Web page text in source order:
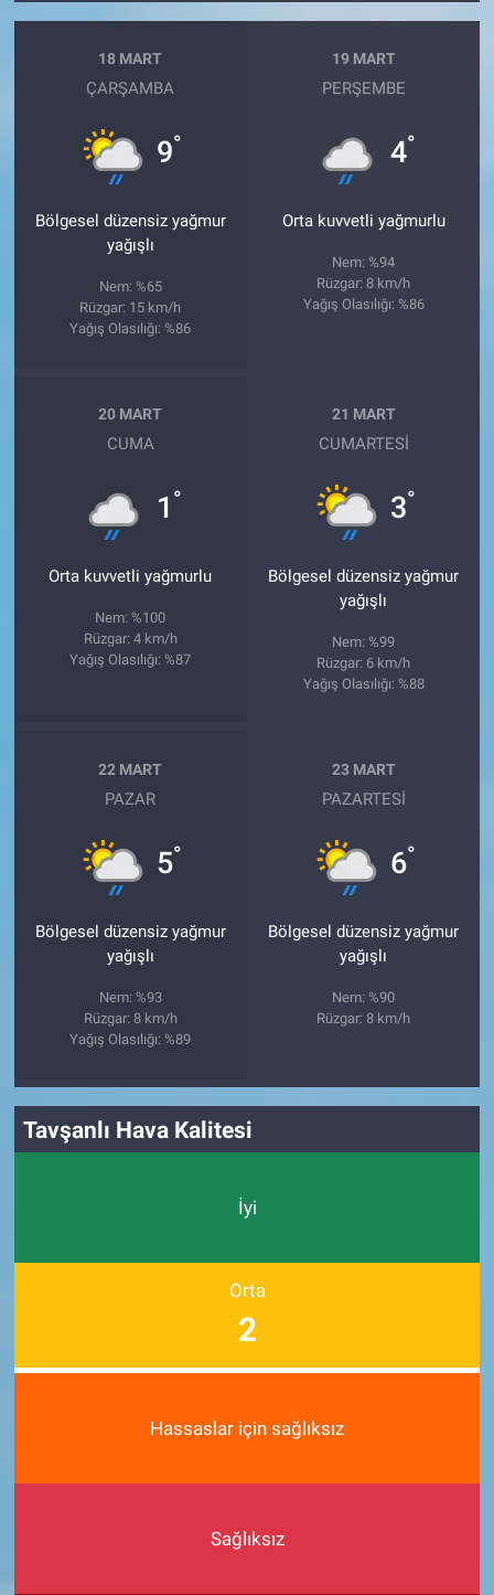
18 MART
ÇARŞAMBA
9°
Bölgesel düzensiz yağmur
yağışlı
Nem: %65
Rüzgar: 15 km/h
Yağış Olasılığı: %86
19 MART
PERŞEMBE
4°
Orta kuvvetli yağmurlu
Nem: %94
Rüzgar: 8 km/h
Yağış Olasılığı: %86
20 MART
CUMA
1 °
Orta kuvvetli yağmurlu
Nem: %100
Rüzgar: 4 km/h
Yağış Olasılığı: %87
21 MART
CUMARTESI
3°
Bölgesel düzensiz yağmur
yağışlı
Nem: %99
Rüzgar: 6 km/h
Yağış Olasılığı: %88
22 MART
PAZAR
5°
Bölgesel düzensiz yağmur
yağışlı
Nem: %93
Rüzgar: 8 km/h
Yağış Olasılığı: %89
23 MART
PAZARTESI
6°
Bölgesel düzensiz yağmur
yağışlı
Nem: %90
Rüzgar: 8 km/h
Tavşanlı Hava Kalitesi
İyi
Orta
2
Hassaslar için sağlıksız
Sağlıksız